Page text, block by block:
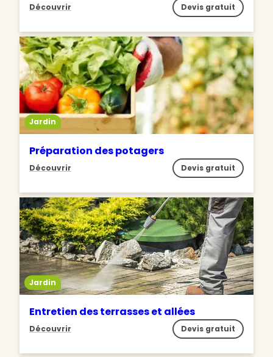
Découvrir Devis gratuit
Jardin
Préparation des potagers
Découvrir Devis gratuit
Jardin
Entretien des terrasses et allées
Découvrir Devis gratuit